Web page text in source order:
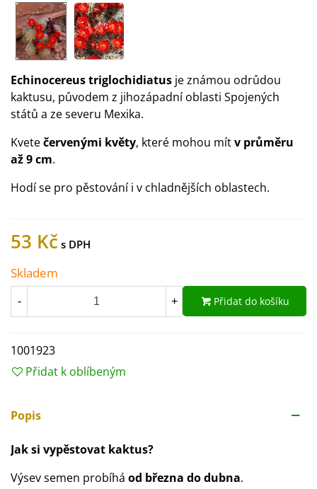
Echinocereus triglochidiatus je známou odrůdou
kaktusu, původem z jihozápadní oblasti Spojených
států a ze severu Mexika.
Kvetečervenými květy, které mohou mítv průměru
až 9 cm.
Hodí se pro pěstování i v chladnějších oblastech.
53 Kč
Skladem
- + Přidat do košíku
1001923
Přidat k oblíbeným
Popis
Jak si vypěstovat kaktus?
Výsev semen probíhá od března do dubna.